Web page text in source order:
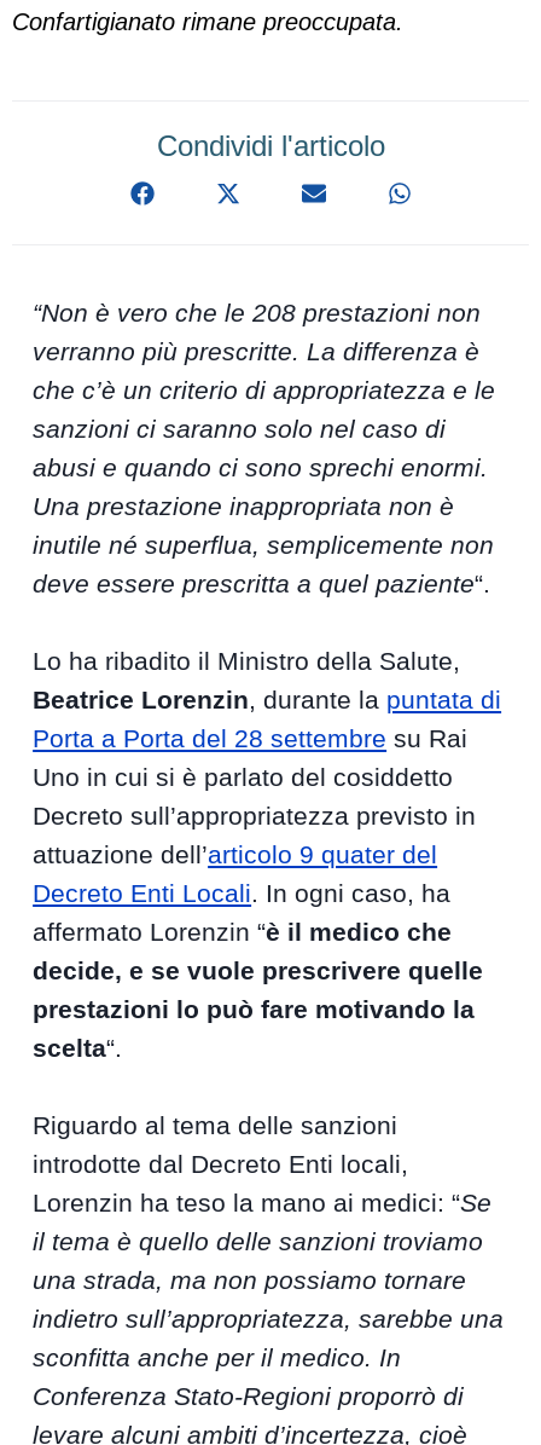
Confartigianato rimane preoccupata.
Condividi l'articolo
“Non è vero che le 208 prestazioni non
verranno più prescritte. La differenza è
che c’è un criterio di appropriatezza e le
sanzioni ci saranno solo nel caso di
abusi e quando ci sono sprechi enormi.
Una prestazione inappropriata non è
inutile né superflua, semplicemente non
deve essere prescritta a quel paziente“.
Lo ha ribadito il Ministro della Salute,
Beatrice Lorenzin, durante la puntata di
Porta a Porta del 28 settembre su Rai
Uno in cui si è parlato del cosiddetto
Decreto sull’appropriatezza previsto in
attuazione dell’articolo 9 quater del
Decreto Enti Locali. In ogni caso, ha
affermato Lorenzin “è il medico che
decide, e se vuole prescrivere quelle
prestazioni lo può fare motivando la
scelta“.
Riguardo al tema delle sanzioni
introdotte dal Decreto Enti locali,
Lorenzin ha teso la mano ai medici: “Se
il tema è quello delle sanzioni troviamo
una strada, ma non possiamo tornare
indietro sull’appropriatezza, sarebbe una
sconfitta anche per il medico. In
Conferenza Stato-Regioni proporrò di
levare alcuni ambiti d’incertezza, cioè